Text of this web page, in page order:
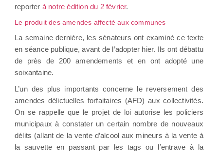
reporter à notre édition du 2 février.
Le produit des amendes affecté aux communes
La semaine dernière, les sénateurs ont examiné ce texte
en séance publique, avant de l’adopter hier. Ils ont débattu
de près de 200 amendements et en ont adopté une
soixantaine.
L’un des plus importants concerne le reversement des
amendes délictuelles forfaitaires (AFD) aux collectivités.
On se rappelle que le projet de loi autorise les policiers
municipaux à constater un certain nombre de nouveaux
délits (allant de la vente d’alcool aux mineurs à la vente à
la sauvette en passant par les tags ou l’entrave à la